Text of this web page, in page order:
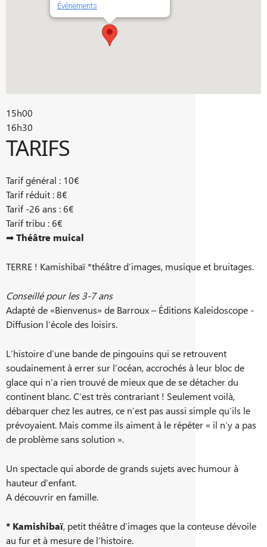
Évènements
15h00
16h30
TARIFS
Tarif général : 10€
Tarif réduit : 8€
Tarif -26 ans : 6€
Tarif tribu : 6€
➡Théâtre muical
TERRE ! Kamishibaï *théâtre d’images, musique et bruitages.
Conseillé pour les 3-7 ans
Adapté de «Bienvenus» de Barroux – Éditions Kaleidoscope -
Diffusion l’école des loisirs.
L’histoire d’une bande de pingouins qui se retrouvent
soudainement à errer sur l’océan, accrochés à leur bloc de
glace qui n’a rien trouvé de mieux que de se détacher du
continent blanc. C’est très contrariant ! Seulement voilà,
débarquer chez les autres, ce n’est pas aussi simple qu’ils le
prévoyaient. Mais comme ils aiment à le répéter « il n’y a pas
de problème sans solution ».
Un spectacle qui aborde de grands sujets avec humour à
hauteur d’enfant.
A découvrir en famille.
* Kamishibaï, petit théâtre d’images que la conteuse dévoile
au fur et à mesure de l’histoire.